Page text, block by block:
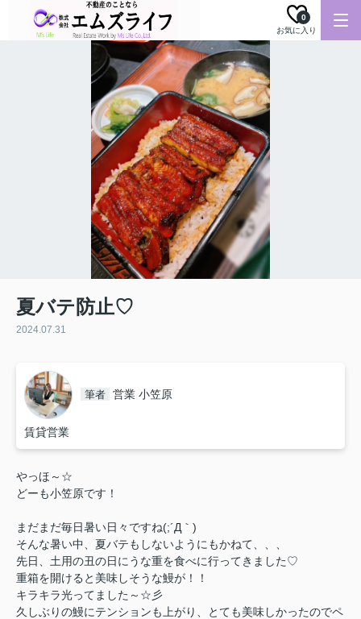
お気に入り
0
夏バテ防止♡
2024.07.31
筆者 営業 小笠原
賃貸営業
やっほ～☆
どーも小笠原です！
まだまだ毎日暑い日々ですね(;´Д｀)
そんな暑い中、夏バテもしないようにもかねて、、、
先日、土用の丑の日にうな重を食べに行ってきました♡
重箱を開けると美味しそうな鰻が！！
キラキラ光ってました～☆彡
久しぶりの鰻にテンションも上がり、
とても美味しかったのでペ